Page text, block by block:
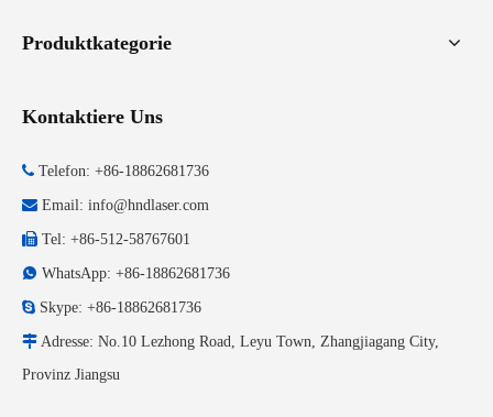
Produktkategorie
Kontaktiere Uns
 Telefon: +86-18862681736
 Email: info@hndlaser.com
 Tel: +86-512-58767601
 WhatsApp: +86-18862681736
 Skype: +86-18862681736
 Adresse: No.10 Lezhong Road, Leyu Town, Zhangjiagang City,
Provinz Jiangsu